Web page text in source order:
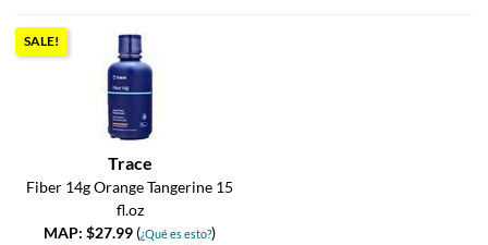
SALE!
Trace
Fiber 14g Orange Tangerine 15
fl.oz
MAP: $27.99 (¿Qué es esto?)